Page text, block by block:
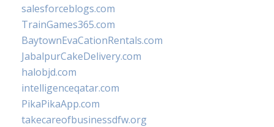
salesforceblogs.com
TrainGames365.com
BaytownEvaCationRentals.com
JabalpurCakeDelivery.com
halobjd.com
intelligenceqatar.com
PikaPikaApp.com
takecareofbusinessdfw.org